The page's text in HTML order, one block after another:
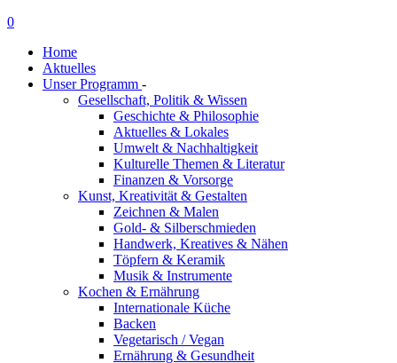
0
Home
Aktuelles
Unser Programm -
Gesellschaft, Politik & Wissen
Geschichte & Philosophie
Aktuelles & Lokales
Umwelt & Nachhaltigkeit
Kulturelle Themen & Literatur
Finanzen & Vorsorge
Kunst, Kreativität & Gestalten
Zeichnen & Malen
Gold- & Silberschmieden
Handwerk, Kreatives & Nähen
Töpfern & Keramik
Musik & Instrumente
Kochen & Ernährung
Internationale Küche
Backen
Vegetarisch / Vegan
Ernährung & Gesundheit